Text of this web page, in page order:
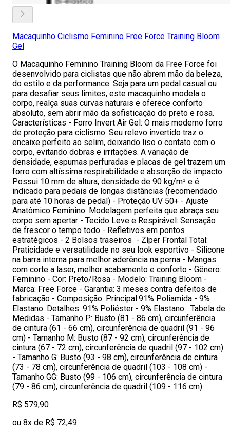
Macaquinho Ciclismo Feminino Free Force Training Bloom
Gel
O Macaquinho Feminino Training Bloom da Free Force foi
desenvolvido para ciclistas que não abrem mão da beleza,
do estilo e da performance. Seja para um pedal casual ou
para desafiar seus limites, este macaquinho modela o
corpo, realça suas curvas naturais e oferece conforto
absoluto, sem abrir mão da sofisticação do preto e rosa.
Características - Forro Invert Air Gel: O mais moderno forro
de proteção para ciclismo. Seu relevo invertido traz o
encaixe perfeito ao selim, deixando liso o contato com o
corpo, evitando dobras e irritações. A variação de
densidade, espumas perfuradas e placas de gel trazem um
forro com altíssima respirabilidade e absorção de impacto.
Possui 10 mm de altura, densidade de 90 kg/m³ e é
indicado para pedais de longas distâncias (recomendado
para até 10 horas de pedal) - Proteção UV 50+ - Ajuste
Anatômico Feminino: Modelagem perfeita que abraça seu
corpo sem apertar - Tecido Leve e Respirável: Sensação
de frescor o tempo todo - Refletivos em pontos
estratégicos - 2 Bolsos traseiros - Zíper Frontal Total:
Praticidade e versatilidade no seu look esportivo - Silicone
na barra interna para melhor aderência na perna - Mangas
com corte a laser, melhor acabamento e conforto - Gênero:
Feminino - Cor: Preto/Rosa - Modelo: Training Bloom -
Marca: Free Force - Garantia: 3 meses contra defeitos de
fabricação - Composição: Principal:91% Poliamida - 9%
Elastano. Detalhes: 91% Poliéster - 9% Elastano Tabela de
Medidas - Tamanho P: Busto (81 - 86 cm), circunferência
de cintura (61 - 66 cm), circunferência de quadril (91 - 96
cm) - Tamanho M: Busto (87 - 92 cm), circunferência de
cintura (67 - 72 cm), circunferência de quadril (97 - 102 cm)
- Tamanho G: Busto (93 - 98 cm), circunferência de cintura
(73 - 78 cm), circunferência de quadril (103 - 108 cm) -
Tamanho GG: Busto (99 - 106 cm), circunferência de cintura
(79 - 86 cm), circunferência de quadril (109 - 116 cm)
R$ 579,90
ou 8x de R$ 72,49